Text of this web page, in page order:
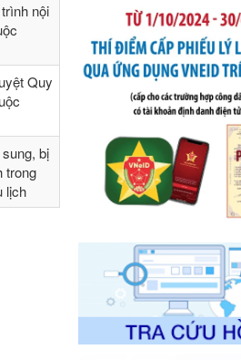
nội
Quy
bị
trong
lịch
Số kí hiệu:292/
Tên: Nghị định số 292/
của Chính phủ: Quy
số điều và biện pháp
hướng dẫn thi hành Luật
ngoại thương
Ngày ban hành: 21/07/
Số kí hiệu:105/
Tên: Thông tư số 105/
của Bộ Tài chính: Bãi
87/2019/TT- BТC ngày
chính hướng dẫn thực
vi phạm hành chính
kho bạc nhà nước
Ngày ban hành: 21/07/
Số kí hiệu:291/